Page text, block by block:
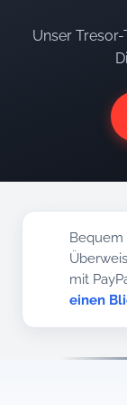
Unser
Bequem
mit
einen